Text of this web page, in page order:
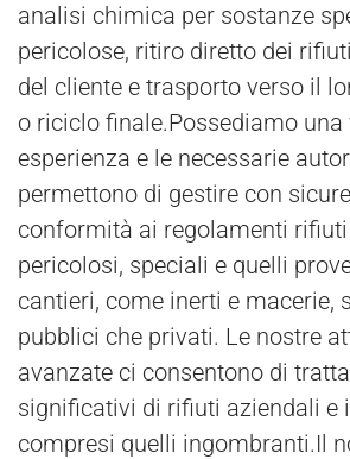
analisi chimica per sostanze
pericolose, ritiro diretto dei
del cliente e trasporto verso il
o riciclo finale.Possediamo una
esperienza e le necessarie
permettono di gestire con
conformità ai regolamenti
pericolosi, speciali e quelli
cantieri, come inerti e macerie,
pubblici che privati. Le nostre
avanzate ci consentono di
significativi di rifiuti aziendali e
compresi quelli ingombranti.Il